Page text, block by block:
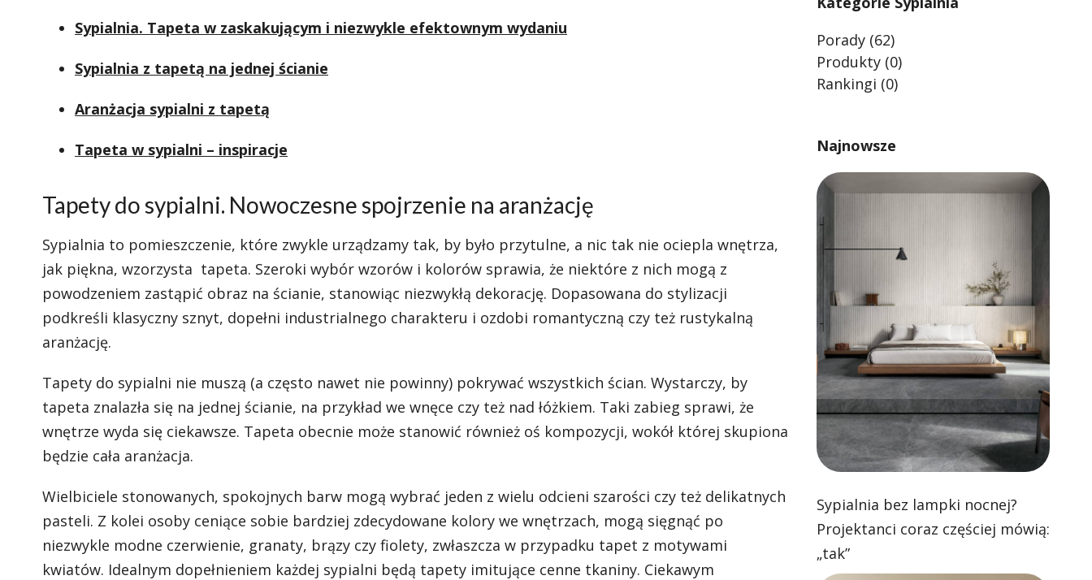
Sypialnia. Tapeta w zaskakującym i niezwykle efektownym wydaniu
Sypialnia z tapetą na jednej ścianie
Aranżacja sypialni z tapetą
Tapeta w sypialni – inspiracje
Tapety do sypialni. Nowoczesne spojrzenie na aranżację
Sypialnia to pomieszczenie, które zwykle urządzamy tak, by było przytulne, a nic tak nie ociepla wnętrza,
jak piękna, wzorzysta tapeta. Szeroki wybór wzorów i kolorów sprawia, że niektóre z nich mogą z
powodzeniem zastąpić obraz na ścianie, stanowiąc niezwykłą dekorację. Dopasowana do stylizacji
podkreśli klasyczny sznyt, dopełni industrialnego charakteru i ozdobi romantyczną czy też rustykalną
aranżację.
Tapety do sypialni nie muszą (a często nawet nie powinny) pokrywać wszystkich ścian. Wystarczy, by
tapeta znalazła się na jednej ścianie, na przykład we wnęce czy też nad łóżkiem. Taki zabieg sprawi, że
wnętrze wyda się ciekawsze. Tapeta obecnie może stanowić również oś kompozycji, wokół której skupiona
będzie cała aranżacja.
Wielbiciele stonowanych, spokojnych barw mogą wybrać jeden z wielu odcieni szarości czy też delikatnych
pasteli. Z kolei osoby ceniące sobie bardziej zdecydowane kolory we wnętrzach, mogą sięgnąć po
niezwykle modne czerwienie, granaty, brązy czy fiolety, zwłaszcza w przypadku tapet z motywami
kwiatów. Idealnym dopełnieniem każdej sypialni będą tapety imitujące cenne tkaniny. Ciekawym
Porady(62)
Produkty(0)
Rankingi (0)
Najnowsze
Sypialnia bez lampki nocnej?
Projektanci coraz częściej mówią:
„tak”